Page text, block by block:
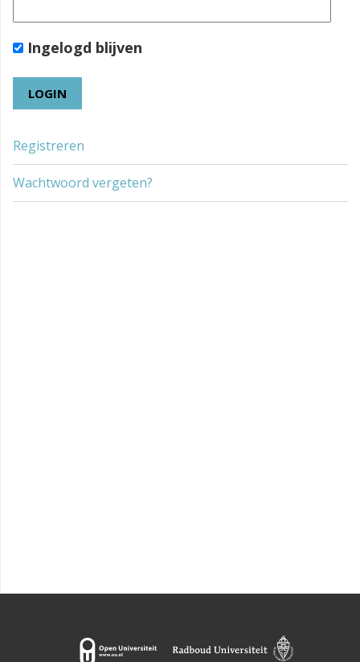
Ingelogd blijven
Registreren
Wachtwoord vergeten?